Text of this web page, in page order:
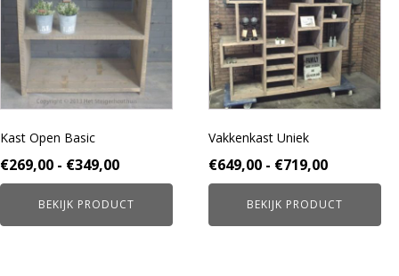
Kast Open Basic
€269,00 - €349,00Prijsklasse:
€269,00
tot
€349,00
BEKIJK PRODUCT
meerdere
variaties.
Deze
optie
kan
gekozen
op
de
productpagina
Vakkenkast Uniek
€649,00 - €719,00
€649,00
tot
€719,00
BEKIJK PRODUCT
meerdere
variaties.
Deze
optie
kan
gekozen
op
de
productpagina